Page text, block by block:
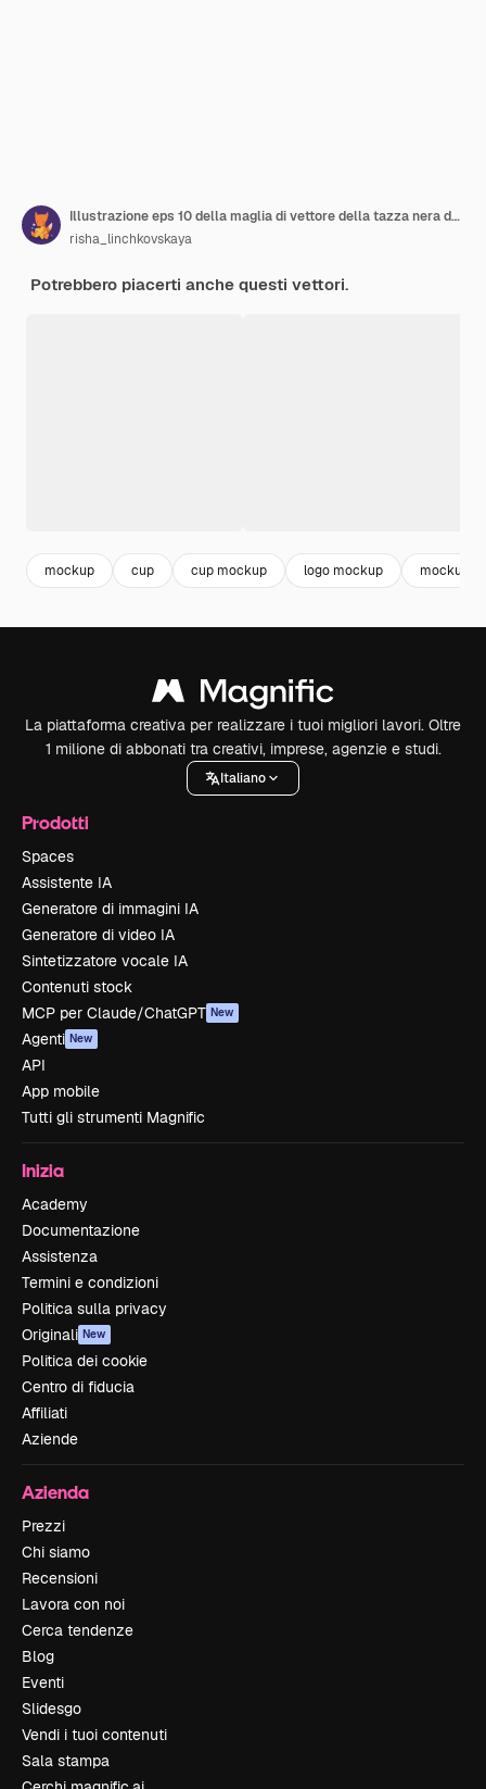
Illustrazione eps 10 della maglia di vettore della tazza nera del modello
risha_linchkovskaya
Potrebbero piacerti anche questi vettori.
mockup cup cup mockup logo mockup mockup
La piattaforma creativa per realizzare i tuoi migliori lavori. Oltre
1 milione di abbonati tra creativi, imprese, agenzie e studi.
Italiano
Prodotti
Spaces
Assistente IA
Generatore di immagini IA
Generatore di video IA
Sintetizzatore vocale IA
Contenuti stock
MCP per Claude/ChatGPT New
Agenti New
API
App mobile
Tutti gli strumenti Magnific
Inizia
Academy
Documentazione
Assistenza
Termini e condizioni
Politica sulla privacy
Originali New
Politica dei cookie
Centro di fiducia
Affiliati
Aziende
Azienda
Prezzi
Chi siamo
Recensioni
Lavora con noi
Cerca tendenze
Blog
Eventi
Slidesgo
Vendi i tuoi contenuti
Sala stampa